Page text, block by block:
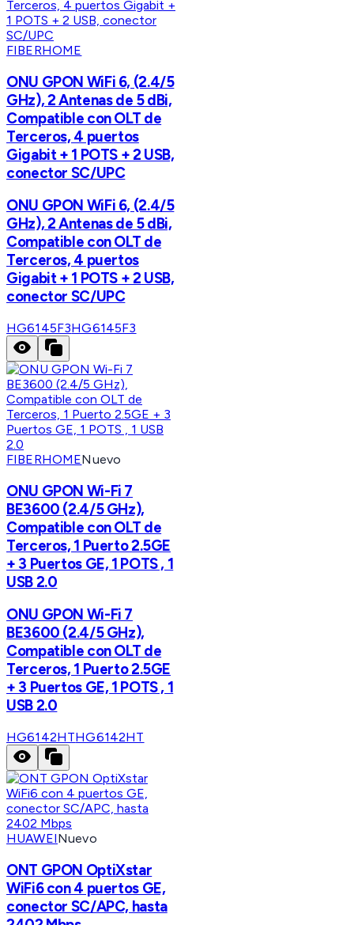
FIBERHOME
ONU GPON WiFi 6, (2.4/5
GHz), 2 Antenas de 5 dBi,
Compatible con OLT de
Terceros, 4 puertos
Gigabit + 1 POTS + 2 USB,
conector SC/UPC
ONU GPON WiFi 6, (2.4/5
GHz), 2 Antenas de 5 dBi,
Compatible con OLT de
Terceros, 4 puertos
Gigabit + 1 POTS + 2 USB,
conector SC/UPC
HG6145F3HG6145F3
FIBERHOMENuevo
ONU GPON Wi-Fi 7
BE3600 (2.4/5 GHz),
Compatible con OLT de
Terceros, 1 Puerto 2.5GE
+ 3 Puertos GE, 1 POTS , 1
USB 2.0
ONU GPON Wi-Fi 7
BE3600 (2.4/5 GHz),
Compatible con OLT de
Terceros, 1 Puerto 2.5GE
+ 3 Puertos GE, 1 POTS , 1
USB 2.0
HG6142HTHG6142HT
HUAWEINuevo
ONT GPON OptiXstar
WiFi6 con 4 puertos GE,
conector SC/APC, hasta